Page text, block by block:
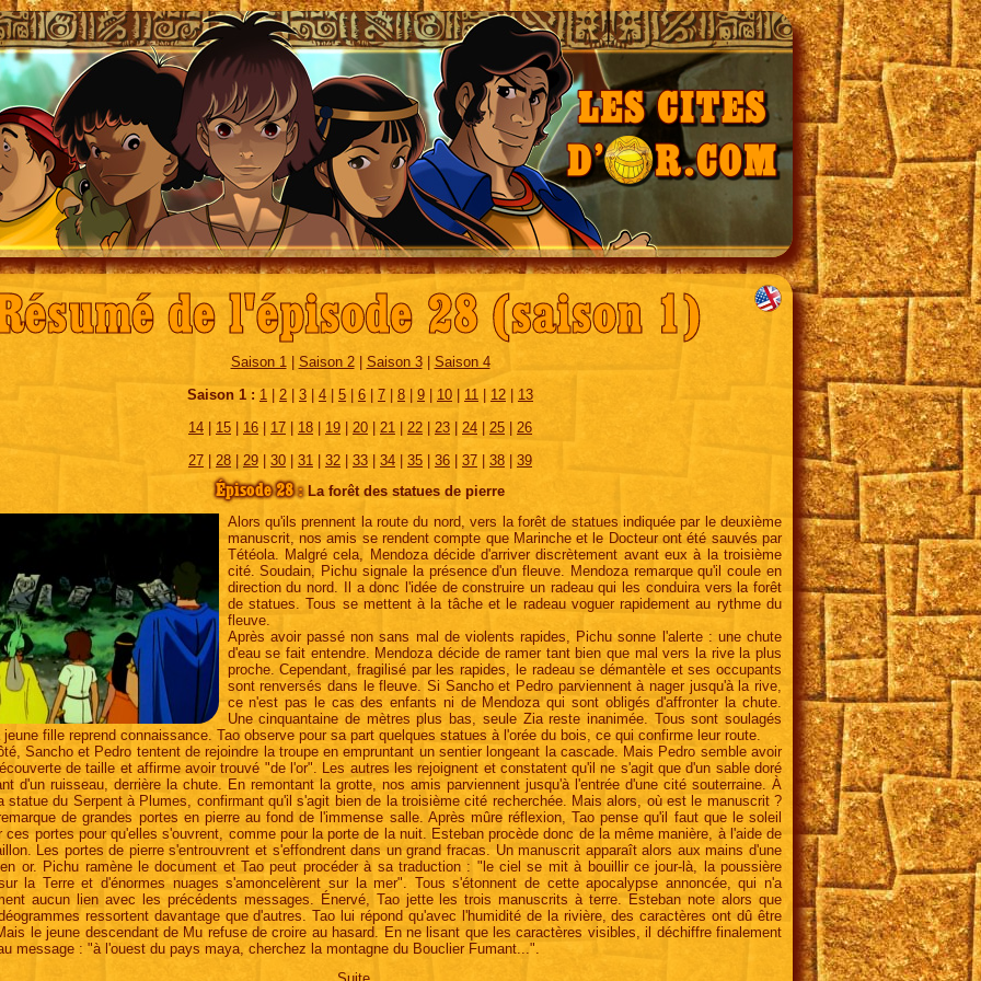
de l'épisode 28 (saison 1)
Saison 1| Saison 2| Saison 3| Saison 4
Saison 1 : 1 2 3 4 5 6 7 8 9 10 11 12
13
14
15 16 17 18 19 20 21 22 23 24 25
26
27
28 29 30 31 32 33 34 35 36 37 38
39
Épisode 28 : La forêt des statues de pierre
Alors qu'ils prennent la route du nord, vers la forêt de statues indiquée par le deuxième
manuscrit, nos amis se rendent compte que Marinche et le Docteur ont été sauvés par
Tétéola. Malgré cela, Mendoza décide d'arriver discrètement avant eux à la troisième
cité. Soudain, Pichu signale la présence d'un fleuve. Mendoza remarque qu'il coule en
direction du nord. Il a donc l'idée de construire un radeau qui les conduira vers la forêt
de statues. Tous se mettent à la tâche et le radeau voguer rapidement au rythme du
fleuve.
Après avoir passé non sans mal de violents rapides, Pichu sonne l'alerte : une chute
d'eau se fait entendre. Mendoza décide de ramer tant bien que mal vers la rive la plus
proche. Cependant, fragilisé par les rapides, le radeau se démantèle et ses occupants
sont renversés dans le fleuve. Si Sancho et Pedro parviennent à nager jusqu'à la rive,
ce n'est pas le cas des enfants ni de Mendoza qui sont obligés d'affronter la chute.
Une cinquantaine de mètres plus bas, seule Zia reste inanimée. Tous sont soulagés
jeune fille reprend connaissance. Tao observe pour sa part quelques statues à l'orée du bois, ce qui confirme leur route.
Sancho et Pedro tentent de rejoindre la troupe en empruntant un sentier longeant la cascade. Mais Pedro semble avoir
de taille et affirme avoir trouvé "de l'or". Les autres les rejoignent et constatent qu'il ne s'agit que d'un sable doré
d'un ruisseau, derrière la chute. En remontant la grotte, nos amis parviennent jusqu'à l'entrée d'une cité souterraine. À
statue du Serpent à Plumes, confirmant qu'il s'agit bien de la troisième cité recherchée. Mais alors, où est le manuscrit ?
de grandes portes en pierre au fond de l'immense salle. Après mûre réflexion, Tao pense qu'il faut que le soleil
ces portes pour qu'elles s'ouvrent, comme pour la porte de la nuit. Esteban procède donc de la même manière, à l'aide de
Les portes de pierre s'entrouvrent et s'effondrent dans un grand fracas. Un manuscrit apparaît alors aux mains d'une
or. Pichu ramène le document et Tao peut procéder à sa traduction : "le ciel se mit à bouillir ce jour-là, la poussière
la Terre et d'énormes nuages s'amoncelèrent sur la mer". Tous s'étonnent de cette apocalypse annoncée, qui n'a
aucun lien avec les précédents messages. Énervé, Tao jette les trois manuscrits à terre. Esteban note alors que
ressortent davantage que d'autres. Tao lui répond qu'avec l'humidité de la rivière, des caractères ont dû être
le jeune descendant de Mu refuse de croire au hasard. En ne lisant que les caractères visibles, il déchiffre finalement
message : "à l'ouest du pays maya, cherchez la montagne du Bouclier Fumant...".